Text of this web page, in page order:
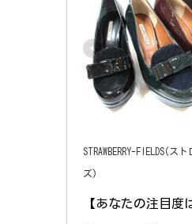
STRAWBERRY-FIELDS(ス
ズ)
【あなたの注目度